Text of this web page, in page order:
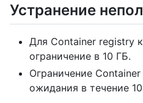
Устранение
Для Container registry
ограничение в 10 ГБ.
Ограничение
ожидания в течение